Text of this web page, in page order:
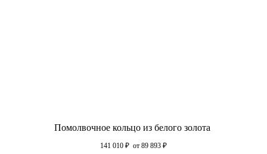
Помолвочное кольцо из белого золота
141 010 ₽ от 89 893 ₽